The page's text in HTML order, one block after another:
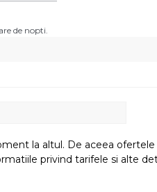
de nopti.
la altul. De aceea
privind tarifele si alte